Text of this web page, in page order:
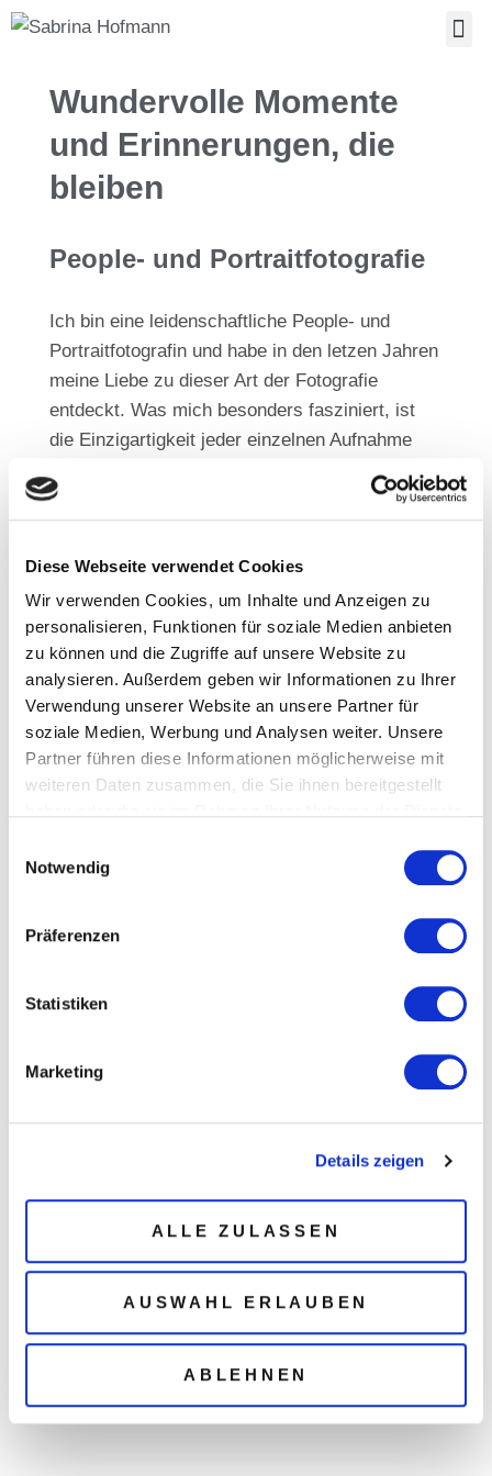
Diese Webseite verwendet Cookies
Wir verwenden Cookies, um Inhalte und Anzeigen zu
personalisieren, Funktionen für soziale Medien anbieten
zu können und die Zugriffe auf unsere Website zu
analysieren. Außerdem geben wir Informationen zu Ihrer
Verwendung unserer Website an unsere Partner für
soziale Medien, Werbung und Analysen weiter. Unsere
Partner führen diese Informationen möglicherweise mit
weiteren Daten zusammen, die Sie ihnen bereitgestellt
Notwendig
Präferenzen
Statistiken
Marketing
Details zeigen
ALLE ZULASSEN
AUSWAHL ERLAUBEN
ABLEHNEN
Wundervolle Momente
und Erinnerungen, die
bleiben
People- und Portraitfotografie
Ich bin eine leidenschaftliche People- und
Portraitfotografin und habe in den letzen Jahren
meine Liebe zu dieser Art der Fotografie
entdeckt. Was mich besonders fasziniert, ist
die Einzigartigkeit jeder einzelnen Aufnahme
und die Tatsache, dass diese Momente nicht
wiederholt werden können. Ich fotografiere
Familienfotos, Hochzeiten, Freundesbilder und
Ich biete hauptsächlich Outdoor-Shootings mit
natürlichem Licht an und arbeite derzeit
hauptsächlich mit TFP Verträgen (Time for
Pictures). Das bedeutet, dass der Fotograf und
das Model / die Models gemeinsam Zeit
miteinander verbringen und Fotos erstellen.
die sie mit Namensnennung des anderen
Fühlst du dich durch meine Bilder
persönliches Shooting? Dann kontaktiere mich
deine Wünsche und Vorstellungen. Meldet euch
Familienshooting, Babybauchshoting,
Geschwistershooting oder eine andere Art von
+49 152 36611021
kontakt@sabrina-hofmann.de